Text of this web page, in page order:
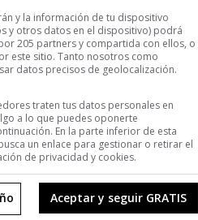
permanencia. Recibe en casa
que publicamos cada año.
y Baleares.
y la información de tu dispositivo
y otros datos en el dispositivo) podrá
205 partners y compartida con ellos, o
este sitio. Tanto nosotros como
datos precisos de geolocalización.
traten tus datos personales en
a lo que puedes oponerte
En la parte inferior de esta
un enlace para gestionar o retirar el
de privacidad y cookies.
Aceptar y seguir GRATIS